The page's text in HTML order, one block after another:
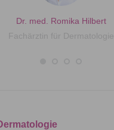
Dr. med. Romika Hilbert
Fachärztin für Dermatologie